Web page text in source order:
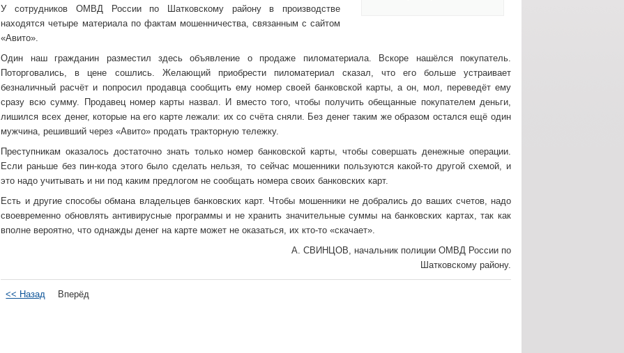
У сотрудников ОМВД России по Шатковскому району в производстве
находятся четыре материала по фактам мошенничества, связанным с сайтом
«Авито».
Один наш гражданин разместил здесь объявление о продаже пиломатериала. Вскоре нашёлся покупатель.
Поторговались, в цене сошлись. Желающий приобрести пиломатериал сказал, что его больше устраивает
безналичный расчёт и попросил продавца сообщить ему номер своей банковской карты, а он, мол, переведёт ему
сразу всю сумму. Продавец номер карты назвал. И вместо того, чтобы получить обещанные покупателем деньги,
лишился всех денег, которые на его карте лежали: их со счёта сняли. Без денег таким же образом остался ещё один
мужчина, решивший через «Авито» продать тракторную тележку.
Преступникам оказалось достаточно знать только номер банковской карты, чтобы совершать денежные операции.
Если раньше без пин-кода этого было сделать нельзя, то сейчас мошенники пользуются какой-то другой схемой, и
это надо учитывать и ни под каким предлогом не сообщать номера своих банковских карт.
Есть и другие способы обмана владельцев банковских карт. Чтобы мошенники не добрались до ваших счетов, надо
своевременно обновлять антивирусные программы и не хранить значительные суммы на банковских картах, так как
вполне вероятно, что однажды денег на карте может не оказаться, их кто-то «скачает».
А. СВИНЦОВ, начальник полиции ОМВД России по
Шатковскому району.
<< Назад Вперёд